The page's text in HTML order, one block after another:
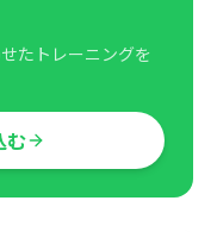
たトレーニングを
む